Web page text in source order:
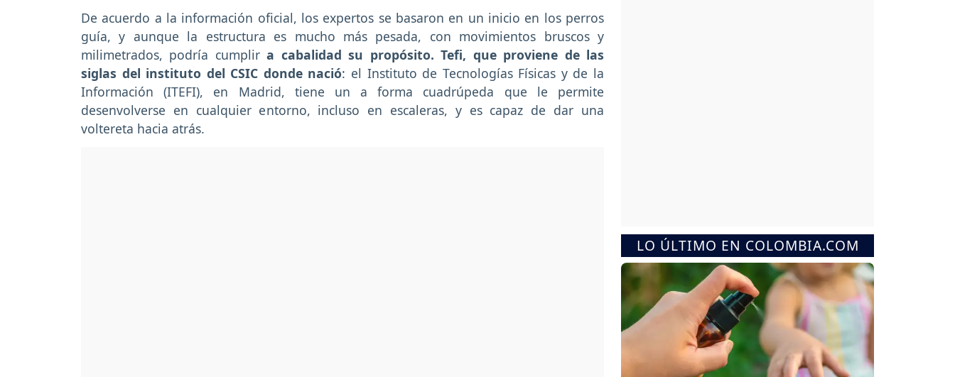
De acuerdo a la información oficial, los expertos se basaron en un inicio en los perros
guía, y aunque la estructura es mucho más pesada, con movimientos bruscos y
milimetrados, podría cumplira cabalidad su propósito. Tefi, que proviene de las
siglas del instituto del CSIC donde nació: el Instituto de Tecnologías Físicas y de la
Información (ITEFI), en Madrid, tiene un a forma cuadrúpeda que le permite
desenvolverse en cualquier entorno, incluso en escaleras, y es capaz de dar una
voltereta hacia atrás.
LO ÚLTIMO EN COLOMBIA.COM